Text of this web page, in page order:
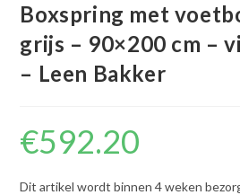
Boxspring met
grijs – 90×200 cm –
– Leen Bakker
€592.20
Dit artikel wordt binnen 4 weken